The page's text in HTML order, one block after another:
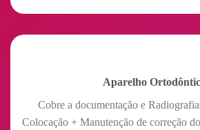
Aparelho
Cobre a documentação e
Colocação + Manutenção de correção